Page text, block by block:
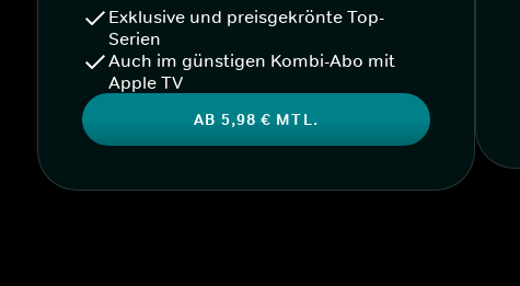
Exklusive und preisgekrönte Top-
Serien
Auch im günstigen Kombi-Abo mit
Apple TV
AB 5,98 € MTL.